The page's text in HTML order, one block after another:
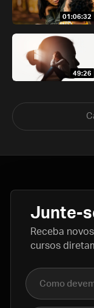
01:06:32
49:26
Junte-
Receba
cursos
Nome completo